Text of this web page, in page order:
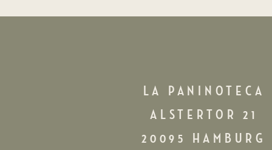
LA PANINOTECA
ALSTERTOR 21
20095 HAMBURG